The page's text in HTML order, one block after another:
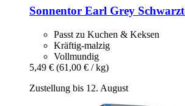
Sonnentor Earl Grey
Passt zu Kuchen & Keksen
Kräftig-malzig
Vollmundig
5,49 € (61,00 € / kg)
Zustellung bis 12. August